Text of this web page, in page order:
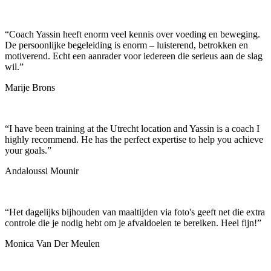
“Coach Yassin heeft enorm veel kennis over voeding en beweging.
De persoonlijke begeleiding is enorm – luisterend, betrokken en
motiverend. Echt een aanrader voor iedereen die serieus aan de slag
wil.”
Marije Brons
“I have been training at the Utrecht location and Yassin is a coach I
highly recommend. He has the perfect expertise to help you achieve
your goals.”
Andaloussi Mounir
“Het dagelijks bijhouden van maaltijden via foto's geeft net die extra
controle die je nodig hebt om je afvaldoelen te bereiken. Heel fijn!”
Monica Van Der Meulen